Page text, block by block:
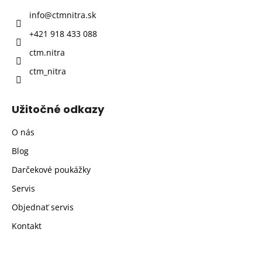
info@ctmnitra.sk
+421 918 433 088
ctm.nitra
ctm_nitra
Užitočné odkazy
O nás
Blog
Darčekové poukážky
Servis
Objednať servis
Kontakt